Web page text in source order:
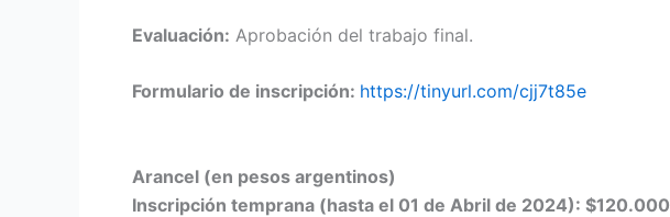
Evaluación: Aprobación del trabajo final.
Formulario de inscripción: https://tinyurl.com/cjj7t85e
Arancel (en pesos argentinos)
Inscripción temprana (hasta el 01 de Abril de 2024): $120.000